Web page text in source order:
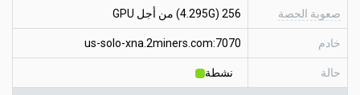
صعوبة الحصة 256 (4.295G) من أجل GPU
خادم us-solo-xna.2miners.com:7070
حالة نشطة